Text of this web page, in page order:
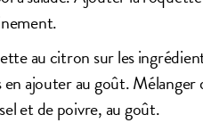
au citron sur les
ajouter au goût.
et de poivre, au goût.